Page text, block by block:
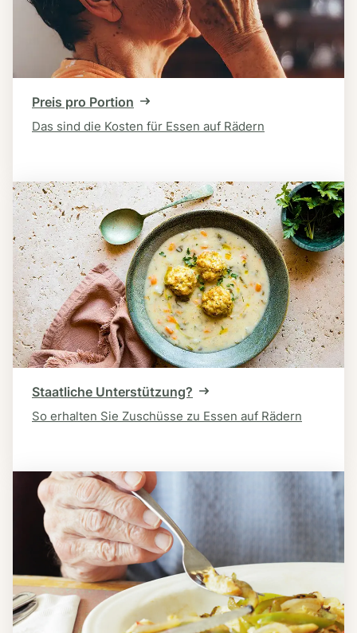
Preis pro Portion
Das sind die Kosten für Essen auf Rädern
Staatliche Unterstützung?
So erhalten Sie Zuschüsse zu Essen auf Rädern